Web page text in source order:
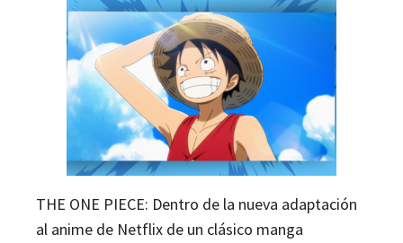
THE ONE PIECE: Dentro de la nueva adaptación
al anime de Netflix de un clásico manga